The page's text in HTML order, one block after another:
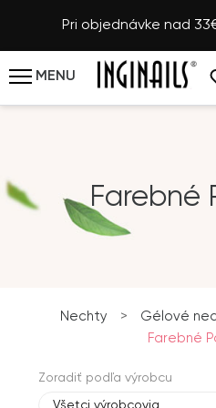
Pri objednávke nad
MENU
Farebné
Nechty > Gélové
Farebné
Zoradiť podľa výrobcu
Všetci výrobcovia